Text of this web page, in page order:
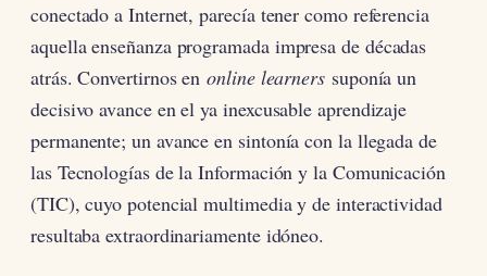
conectado a Internet, parecía tener como referencia
aquella enseñanza programada impresa de décadas
atrás. Convertirnos enonline learnerssuponía un
decisivo avance en el ya inexcusable aprendizaje
permanente; un avance en sintonía con la llegada de
las Tecnologías de la Información y la Comunicación
(TIC), cuyo potencial multimedia y de interactividad
resultaba extraordinariamente idóneo.